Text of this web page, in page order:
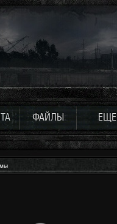
ФАЙЛЫ ЕЩЕ